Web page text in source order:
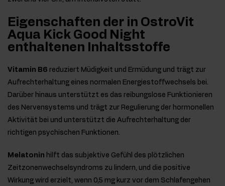
Eigenschaften der in OstroVit
Aqua Kick Good Night
enthaltenen Inhaltsstoffe
Vitamin B6 reduziert Müdigkeit und Ermüdung und trägt zur
Aufrechterhaltung eines normalen Energiestoffwechsels bei.
Darüber hinaus unterstützt es das reibungslose Funktionieren
des Nervensystems und trägt zur Regulierung der hormonellen
Aktivität bei und unterstützt die Aufrechterhaltung der
richtigen psychischen Funktionen.
Melatonin hilft das subjektive Gefühl des plötzlichen
Zeitzonenwechselsyndroms zu lindern, und die positive
Wirkung wird erzielt, wenn 0,5 mg kurz vor dem Schlafengehen